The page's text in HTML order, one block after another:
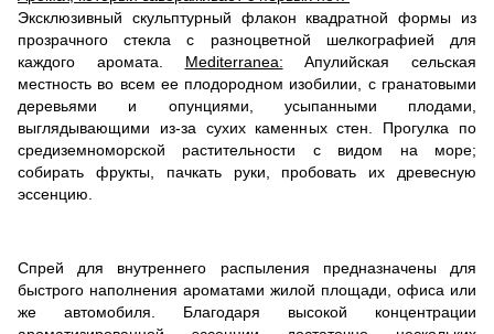
Эксклюзивный скульптурный флакон квадратной формы из
прозрачного стекла с разноцветной шелкографией для
каждого аромата. Mediterranea: Апулийская сельская
местность во всем ее плодородном изобилии, с гранатовыми
деревьями и опунциями, усыпанными плодами,
выглядывающими из-за сухих каменных стен. Прогулка по
средиземноморской растительности с видом на море;
собирать фрукты, пачкать руки, пробовать их древесную
эссенцию.
Спрей для внутреннего распыления предназначены для
быстрого наполнения ароматами жилой площади, офиса или
же автомобиля. Благодаря высокой концентрации